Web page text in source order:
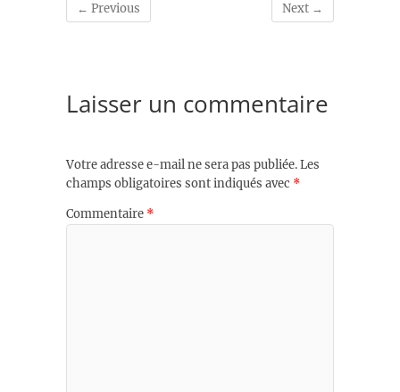
← Previous Next →
Laisser un commentaire
Votre adresse e-mail ne sera pas publiée.Les
champs obligatoires sont indiqués avec *
Commentaire *